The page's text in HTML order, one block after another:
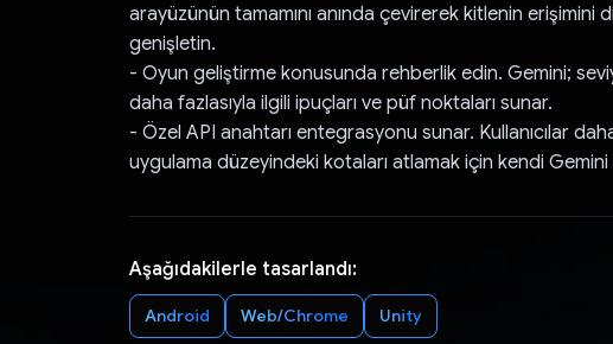
arayüzünün tamamını anında çevirerek kitlenin erişimini
genişletin.
- Oyun geliştirme konusunda rehberlik edin. Gemini;
daha fazlasıyla ilgili ipuçları ve püf noktaları sunar.
- Özel API anahtarı entegrasyonu sunar. Kullanıcılar
uygulama düzeyindeki kotaları atlamak için kendi Gemini
Aşağıdakilerle tasarlandı:
Android Web/Chrome Unity